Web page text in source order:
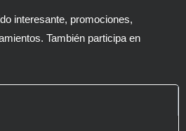
interesante, promociones,
También participa en